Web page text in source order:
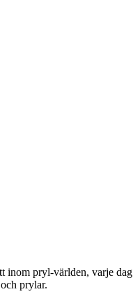
inom pryl-världen, varje dag
prylar.